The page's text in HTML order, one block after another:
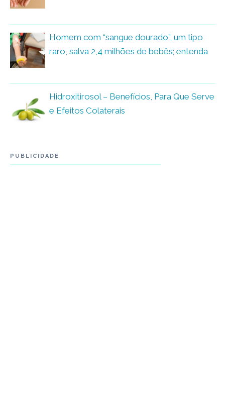
Homem com “sangue dourado”, um tipo
raro, salva 2,4 milhões de bebês; entenda
Hidroxitirosol – Benefícios, Para Que Serve
e Efeitos Colaterais
PUBLICIDADE